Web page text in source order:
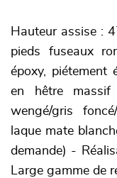
Hauteur assise :
pieds fuseaux
époxy, piétement
en hêtre
wengé/gris
laque mate
demande) -
Large gamme de